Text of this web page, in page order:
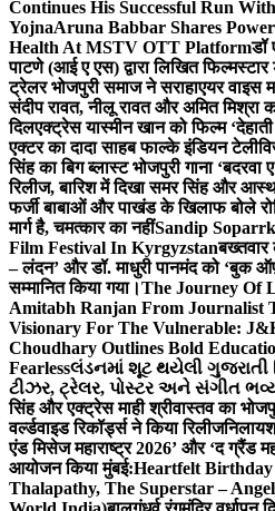
Continues His Successful Run
YojnaAruna Babbar Shares
Health At MSTV OTT Platformडॉ
पाटणे (आई ए एस) द्वारा लिखित
ट्रेलर भोजपुरी समाज ने सराहाएयर वाइस
संदीप रावत, नीलू रावत और अमित मिश्रा
दिलएक्ट्रेस यास्मीन खान को फिल्म
एक्टर का दादा साहब फाल्के इंडियन
सिंह का बिग ब्लास्ट भोजपुरी गाना
रिलीज, बारिश में दिखा समर सिंह और
फर्जी बाबाओं और पाखंड के खिलाफ बोले
मार्ग है, चमत्कार का नहींSandip
Film Festival In Kyrgyzstanबख्तवार
– लंदन’ और डॉ. माधुरी पानमंद को ‘बुक
सम्मानित किया गया।The Journey Of
Amitabh Ranjan From Journalist
Visionary For The Vulnerable:
Choudhary Outlines Bold
Fearlessલંડનમાં શૂટ થયેલી ગુજરાતી
ટીઝર, ટ્રેલર, પોસ્ટર અને સંગીત
सिंह और एक्ट्रेस माही श्रीवास्तव का
वर्ल्डवाइड रिकॉर्ड्स ने किया रिलीज
एंड मिसेज महाराष्ट्र 2026’ और ‘द ग्रैंड
आयोजन किया मुंबई:Heartfelt
Thalapathy, The Superstar –